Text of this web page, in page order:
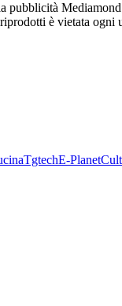
è vietata
TgtechE-Planet